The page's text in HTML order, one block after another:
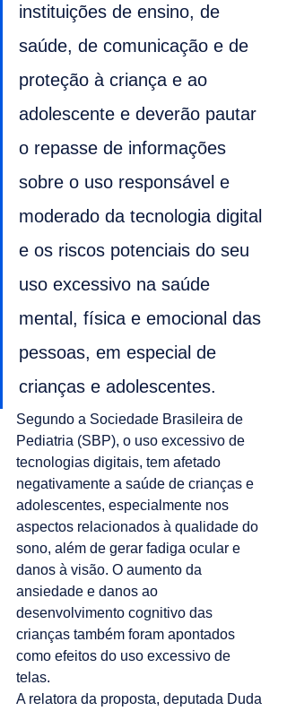
instituições de ensino, de
saúde, de comunicação e de
proteção à criança e ao
adolescente e deverão pautar
o repasse de informações
sobre o uso responsável e
moderado da tecnologia digital
e os riscos potenciais do seu
uso excessivo na saúde
mental, física e emocional das
pessoas, em especial de
crianças e adolescentes.
Segundo a Sociedade Brasileira de
Pediatria (SBP), o uso excessivo de
tecnologias digitais, tem afetado
negativamente a saúde de crianças e
adolescentes, especialmente nos
aspectos relacionados à qualidade do
sono, além de gerar fadiga ocular e
danos à visão. O aumento da
ansiedade e danos ao
desenvolvimento cognitivo das
crianças também foram apontados
como efeitos do uso excessivo de
telas.
A relatora da proposta, deputada Duda